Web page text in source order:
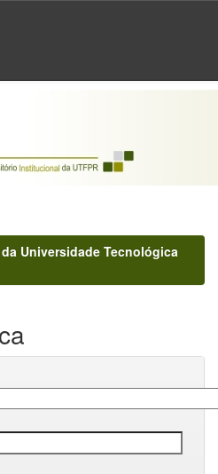
Universidade Tecnológica